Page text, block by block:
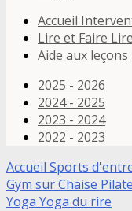
Accueil
Lire et Faire Lire
Aide aux leçons
2025 - 2026
2024 - 2025
2023 - 2024
2022 - 2023
Accueil Sports
Gym sur Chaise
Yoga Yoga du rire